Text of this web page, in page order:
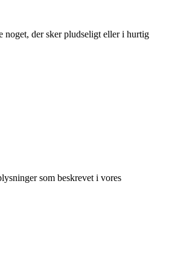
noget, der sker pludseligt eller i hurtig
som beskrevet i vores